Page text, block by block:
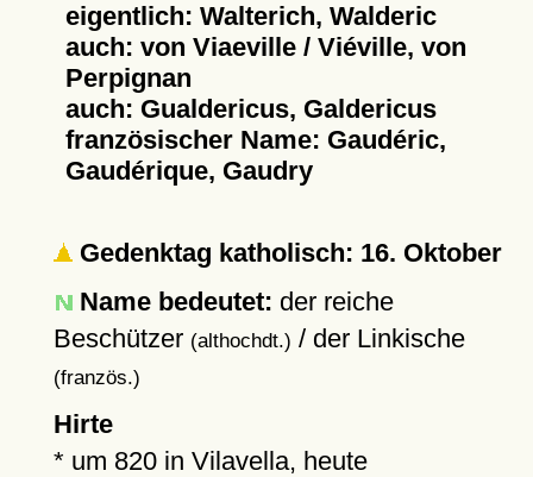
eigentlich: Walterich, Walderic
auch: von Viaeville / Viéville, von
Perpignan
auch: Gualdericus, Galdericus
französischer Name: Gaudéric,
Gaudérique, Gaudry
Gedenktag katholisch: 16. Oktober
Name bedeutet: der reiche
Beschützer (althochdt.) / der Linkische
(französ.)
Hirte
* um 820in Vilavella, heute